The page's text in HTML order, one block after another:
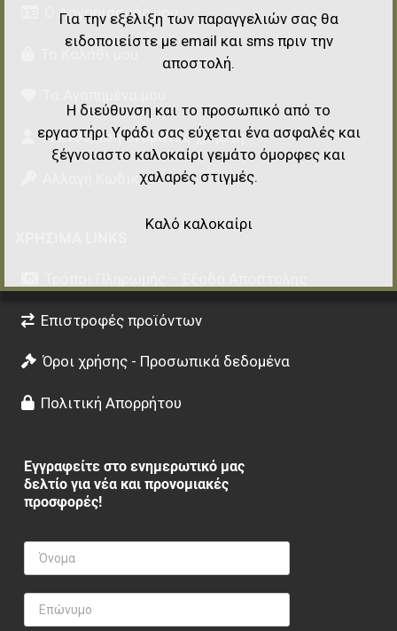
Ο Λογαριασμός μου
Υπενθύμιση ονόματος χρήστη
Αλλαγή Κωδικού
Επιστροφές προϊόντων
Όροι χρήσης - Προσωπικά δεδομένα
Πολιτική Απορρήτου
Εγγραφείτε στο ενημερωτικό μας
δελτίο για νέα και προνομιακές
προσφορές!
Για την εξέλιξη των παραγγελιών σας θα
ειδοποιείστε με email και sms πριν την
αποστολή.
Η διεύθυνση και το προσωπικό από το
εργαστήρι Υφάδι σας εύχεται ένα ασφαλές και
ξέγνοιαστο καλοκαίρι γεμάτο όμορφες και
χαλαρές στιγμές.
Καλό καλοκαίρι